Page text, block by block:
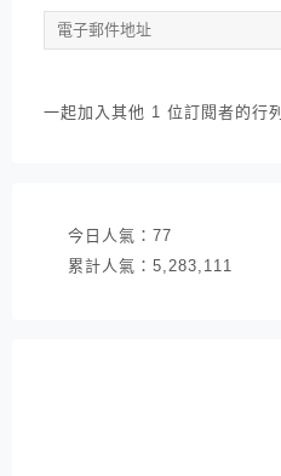
電
子
件
一起加入其他 1 位訂閱者的行列
今日人氣： 77
累計人氣： 5,283,111